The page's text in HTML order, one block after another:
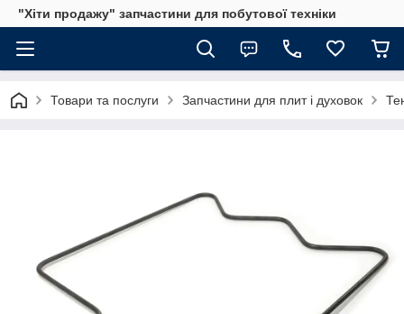
"Хіти продажу" запчастини для побутової техніки
Товари та послуги Запчастини для плит і духовок